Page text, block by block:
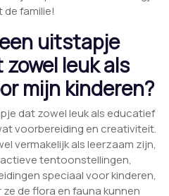
de familie!
uitstapje
leuk als
mijn kinderen?
dat zowel leuk als educatief
voorbereiding en creativiteit.
vermakelijk als leerzaam zijn,
tentoonstellingen,
speciaal voor kinderen,
de flora en fauna kunnen